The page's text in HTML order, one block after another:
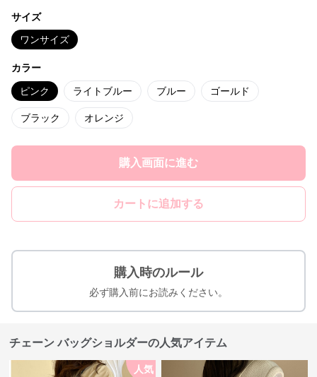
サイズ
ワンサイズ
カラー
ピンク ライトブルー ブルー ゴールド
ブラック オレンジ
購入画面に進む
カートに追加する
購入時のルール
必ず購入前にお読みください。
チェーン バッグショルダーの人気アイテム
人気